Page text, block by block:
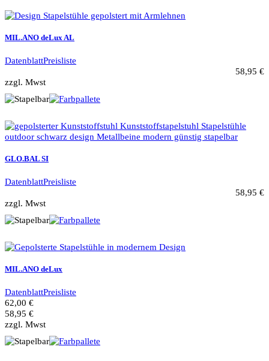
MIL.ANO deLux AL
DatenblattPreisliste
58,95 €
zzgl. Mwst
GLO.BAL SI
DatenblattPreisliste
58,95 €
zzgl. Mwst
MIL.ANO deLux
DatenblattPreisliste
62,00 €
58,95 €
zzgl. Mwst